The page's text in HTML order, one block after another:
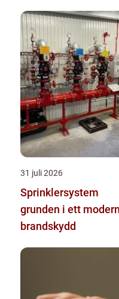
31 juli 2026
Sprinklersystem
grunden i ett
brandskydd